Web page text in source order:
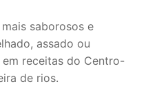
saborosos e
assado ou
receitas do Centro-
de rios.